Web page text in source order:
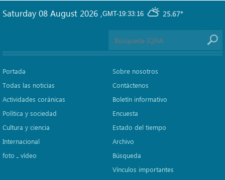
GMT-19:33:16 25.67°
Saturday 08 August 2026 ,
Portada
Todas las noticias
Actividades coránicas
Política y sociedad
Cultura y ciencia
Internacional
foto ـ vídeo
Sobre nosotros
Contáctenos
Boletín informativo
Encuesta
Estado del tiempo
Archivo
Búsqueda
Vínculos importantes